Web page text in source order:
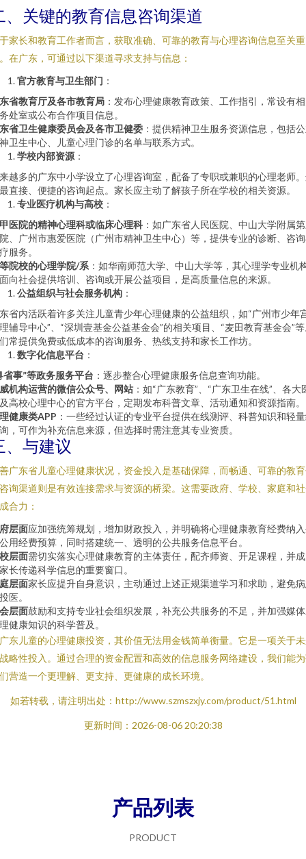
、关键的教育信息咨询渠道
家长和教育工作者而言，获取准确、可靠的教育与心理咨询信息至关重
在广东，可通过以下渠道寻求支持与信息：
官方教育与卫生部门 ：
省教育厅及各市教育局 ：发布心理健康教育政策、工作指引，常设有
处室或公布合作项目信息。
省卫生健康委员会及各市卫健委 ：提供精神卫生服务资源信息，包括
卫生中心、儿童心理门诊的名单与联系方式。
学校内部资源 ：
越多的广东中小学设立了心理咨询室，配备了专职或兼职的心理老师
直接、便捷的咨询起点。家长应主动了解孩子所在学校的相关资源。
专业医疗机构与高校 ：
医院的精神心理科或临床心理科 ：如广东省人民医院、中山大学附属
、广州市惠爱医院（广州市精神卫生中心）等，提供专业的诊断、咨
服务。
院校的心理学院/系 ：如华南师范大学、中山大学等，其心理学专业机
向社会提供培训、咨询或开展公益项目，是高质量信息的来源。
公益组织与社会服务机构 ：
省内活跃着许多关注儿童青少年心理健康的公益组织，如“广州市少年
辅导中心”、“深圳壹基金公益基金会”的相关项目、“麦田教育基金会”
常提供免费或低成本的咨询服务、热线支持和家长工作坊。
数字化信息平台 ：
省事”等政务服务平台 ：逐步整合心理健康服务信息查询功能。
机构运营的微信公众号、网站 ：如“广东教育”、“广东卫生在线”、各大
高校心理中心的官方平台，定期发布科普文章、活动通知和资源指南。
健康类APP ：一些经过认证的专业平台提供在线测评、科普知识和轻
，可作为补充信息来源，但选择时需注意其专业资质。
、与建议
广东省儿童心理健康状况，资金投入是基础保障，而畅通、可靠的教
询渠道则是有效连接需求与资源的桥梁。这需要政府、学校、家庭和
合力：
层面应加强统筹规划，增加财政投入，并明确将心理健康教育经费纳
用经费预算，同时搭建统一、透明的公共服务信息平台。
层面需切实落实心理健康教育的主体责任，配齐师资、开足课程，并
长传递科学信息的重要窗口。
层面家长应提升自身意识，主动通过上述正规渠道学习和求助，避免
医。
层面鼓励和支持专业社会组织发展，补充公共服务的不足，并加强媒
健康知识的科学普及。
东儿童的心理健康投资，其价值无法用金钱简单衡量。它是一项关于
略性投入。通过合理的资金配置和高效的信息服务网络建设，我们能
营造一个更理解、更支持、更健康的成长环境。
如若转载，请注明出处：http://www.szmszxjy.com/product/51.html
更新时间：2026-08-06 20:20:38
产品列表
PRODUCT